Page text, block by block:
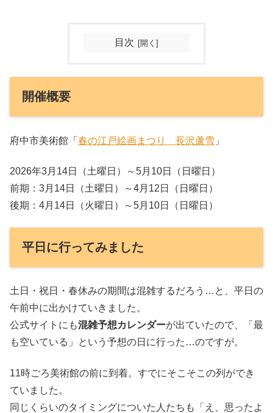
目次
開催概要
府中市美術館「 春の江戸絵画まつり 長沢蘆雪 」
2026年3月14日（土曜日）～5月10日（日曜日）
前期：3月14日（土曜日）～4月12日（日曜日）
後期：4月14日（火曜日）～5月10日（日曜日）
平日に行ってみました
土日・祝日・春休みの期間は混雑するだろう…と、平日の
午前中に出かけていきました。
公式サイトにも混雑予想カレンダーが出ていたので、「最
も空いている」という予想の日に行った…のですが。
11時ごろ美術館の前に到着。すでにそこそこの列ができ
ていました。
同じくらいのタイミングについた人たちも「え、思ったよ